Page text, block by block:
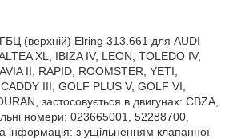
(верхній) Elring 313.661 для AUDI
XL, IBIZA IV, LEON, TOLEDO IV,
II, RAPID, ROOMSTER, YETI,
III, GOLF PLUS V, GOLF VI,
застосовується в двигунах: CBZA,
номери: 023665001, 52288700,
інформація: з ущільненням клапанної